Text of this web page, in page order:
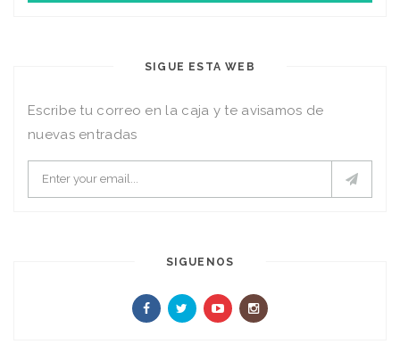
SIGUE ESTA WEB
Escribe tu correo en la caja y te avisamos de
nuevas entradas
SIGUENOS